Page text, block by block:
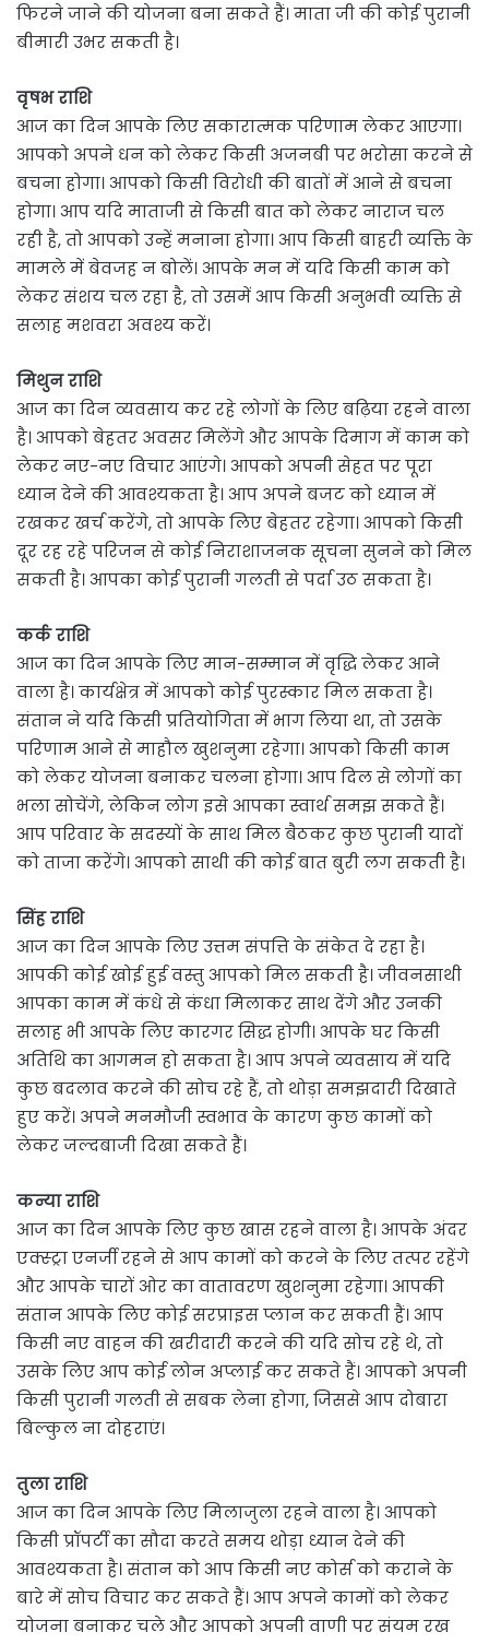
फिरने जाने की योजना बना सकते हैं। माता जी की कोई पुरानी
बीमारी उभर सकती है।
वृषभ राशि
आज का दिन आपके लिए सकारात्मक परिणाम लेकर आएगा।
आपको अपने धन को लेकर किसी अजनबी पर भरोसा करने से
बचना होगा। आपको किसी विरोधी की बातों में आने से बचना
होगा। आप यदि माताजी से किसी बात को लेकर नाराज चल
रही है, तो आपको उन्हें मनाना होगा। आप किसी बाहरी व्यक्ति के
मामले में बेवजह न बोलें। आपके मन में यदि किसी काम को
लेकर संशय चल रहा है, तो उसमें आप किसी अनुभवी व्यक्ति से
सलाह मशवरा अवश्य करें।
मिथुन राशि
आज का दिन व्यवसाय कर रहे लोगों के लिए बढ़िया रहने वाला
है। आपको बेहतर अवसर मिलेंगे और आपके दिमाग में काम को
लेकर नए-नए विचार आएंगे। आपको अपनी सेहत पर पूरा
ध्यान देने की आवश्यकता है। आप अपने बजट को ध्यान में
रखकर खर्च करेंगे, तो आपके लिए बेहतर रहेगा। आपको किसी
दूर रह रहे परिजन से कोई निराशाजनक सूचना सुनने को मिल
सकती है। आपका कोई पुरानी गलती से पर्दा उठ सकता है।
कर्क राशि
आज का दिन आपके लिए मान-सम्मान में वृद्धि लेकर आने
वाला है। कार्यक्षेत्र में आपको कोई पुरस्कार मिल सकता है।
संतान ने यदि किसी प्रतियोगिता में भाग लिया था, तो उसके
परिणाम आने से माहौल खुशनुमा रहेगा। आपको किसी काम
को लेकर योजना बनाकर चलना होगा। आप दिल से लोगों का
भला सोचेंगे, लेकिन लोग इसे आपका स्वार्थ समझ सकते हैं।
आप परिवार के सदस्यों के साथ मिल बैठकर कुछ पुरानी यादों
को ताजा करेंगे। आपको साथी की कोई बात बुरी लग सकती है।
सिंह राशि
आज का दिन आपके लिए उत्तम संपत्ति के संकेत दे रहा है।
आपकी कोई खोई हुई वस्तु आपको मिल सकती है। जीवनसाथी
आपका काम में कंधे से कंधा मिलाकर साथ देंगे और उनकी
सलाह भी आपके लिए कारगर सिद्ध होगी। आपके घर किसी
अतिथि का आगमन हो सकता है। आप अपने व्यवसाय में यदि
कुछ बदलाव करने की सोच रहे हैं, तो थोड़ा समझदारी दिखाते
हुए करें। अपने मनमौजी स्वभाव के कारण कुछ कामों को
लेकर जल्दबाजी दिखा सकते हैं।
कन्या राशि
आज का दिन आपके लिए कुछ खास रहने वाला है। आपके अंदर
एक्स्ट्रा एनर्जी रहने से आप कामों को करने के लिए तत्पर रहेंगे
और आपके चारों ओर का वातावरण खुशनुमा रहेगा। आपकी
संतान आपके लिए कोई सरप्राइस प्लान कर सकती हैं। आप
किसी नए वाहन की खरीदारी करने की यदि सोच रहे थे, तो
उसके लिए आप कोई लोन अप्लाई कर सकते हैं। आपको अपनी
किसी पुरानी गलती से सबक लेना होगा, जिससे आप दोबारा
बिल्कुल ना दोहराएं।
तुला राशि
आज का दिन आपके लिए मिलाजुला रहने वाला है। आपको
किसी प्रॉपर्टी का सौदा करते समय थोड़ा ध्यान देने की
आवश्यकता है। संतान को आप किसी नए कोर्स को कराने के
बारे में सोच विचार कर सकते हैं। आप अपने कामों को लेकर
योजना बनाकर चले और आपको अपनी वाणी पर संयम रख